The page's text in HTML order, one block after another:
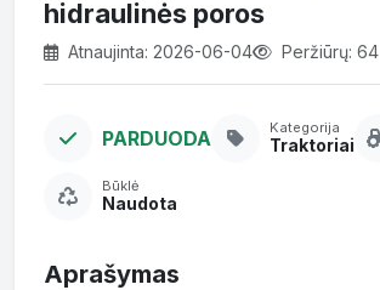
hidraulinės poros
Atnaujinta: 2026-06-04 Peržiūrų: 64
PARDUODA Kategorija
Traktoriai
Būklė
Naudota
Aprašymas